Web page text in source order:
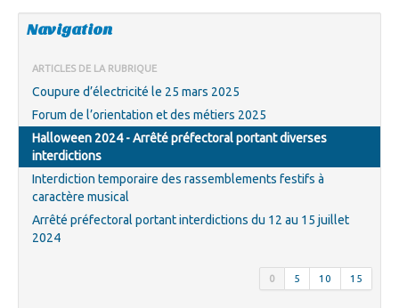
Navigation
ARTICLES DE LA RUBRIQUE
Coupure d’électricité le 25 mars 2025
Forum de l’orientation et des métiers 2025
Halloween 2024 - Arrêté préfectoral portant diverses
interdictions
Interdiction temporaire des rassemblements festifs à
caractère musical
Arrêté préfectoral portant interdictions du 12 au 15 juillet
2024
0 5 10 15